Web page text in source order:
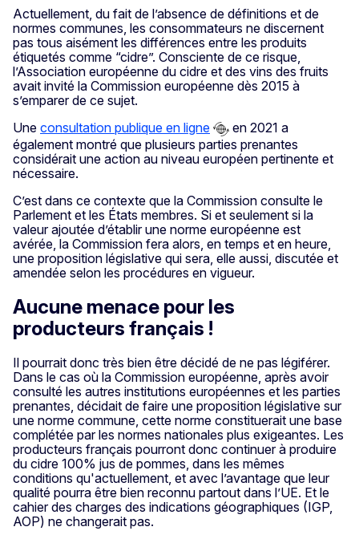
Actuellement, du fait de l’absence de définitions et de
normes communes, les consommateurs ne discernent
pas tous aisément les différences entre les produits
étiquetés comme “cidre”. Consciente de ce risque,
l’Association européenne du cidre et des vins des fruits
avait invité la Commission européenne dès 2015 à
s’emparer de ce sujet.
Une consultation publique en ligne
en 2021 a
également montré que plusieurs parties prenantes
considérait une action au niveau européen pertinente et
nécessaire.
C’est dans ce contexte que la Commission consulte le
Parlement et les États membres. Si et seulement si la
valeur ajoutée d’établir une norme européenne est
avérée, la Commission fera alors, en temps et en heure,
une proposition législative qui sera, elle aussi, discutée et
amendée selon les procédures en vigueur.
Aucune menace pour les
producteurs français !
Il pourrait donc très bien être décidé de ne pas légiférer.
Dans le cas où la Commission européenne, après avoir
consulté les autres institutions européennes et les parties
prenantes, décidait de faire une proposition législative sur
une norme commune, cette norme constituerait une base
complétée par les normes nationales plus exigeantes. Les
producteurs français pourront donc continuer à produire
du cidre 100% jus de pommes, dans les mêmes
conditions qu'actuellement, et avec l’avantage que leur
qualité pourra être bien reconnu partout dans l’UE. Et le
cahier des charges des indications géographiques (IGP,
AOP) ne changerait pas.